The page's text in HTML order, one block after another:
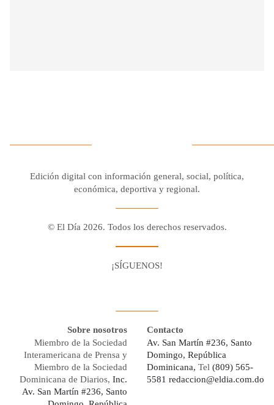
Edición digital con información general, social, política,
económica, deportiva y regional.
© El Día 2026. Todos los derechos reservados.
¡SÍGUENOS!
Sobre nosotros
Miembro de la Sociedad
Interamericana de Prensa y
Miembro de la Sociedad
Dominicana de Diarios, Inc.
Av. San Martín #236, Santo
Contacto
Av. San Martín #236, Santo
Domingo, República
Dominicana, Tel (809) 565-
5581 redaccion@eldia.com.do